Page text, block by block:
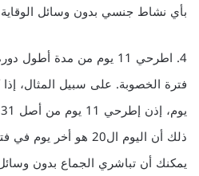
بأي نشاط جنسي بدون وسائل
4. اطرحي 11 يوم من مدة
ذلك أن اليوم ال20 هو
يمكنك أن تباشري الجماع بدون